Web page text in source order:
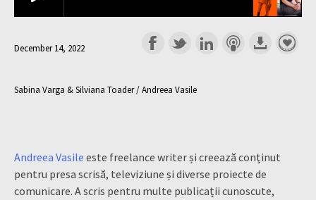
December 14, 2022
Sabina Varga & Silviana Toader / Andreea Vasile
Andreea Vasile este freelance writer și creează conținut
pentru presa scrisă, televiziune și diverse proiecte de
comunicare. A scris pentru multe publicații cunoscute,